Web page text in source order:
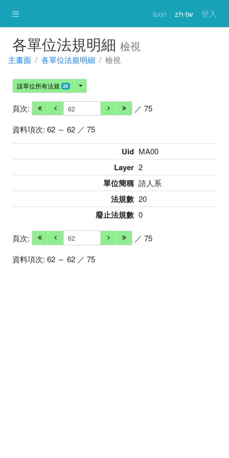
icon zh-tw 登入
各單位法規明細 檢視
主畫面 各單位法規明細 檢視
該單位所有法規 20
頁次:
／ 75
資料項次: 62 ～ 62 ／ 75
Uid MA00
Layer 2
單位簡稱 諮人系
法規數 20
廢止法規數 0
頁次:
／ 75
資料項次: 62 ～ 62 ／ 75